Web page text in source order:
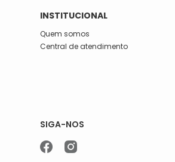
INSTITUCIONAL
Quem somos
Central de atendimento
SIGA-NOS